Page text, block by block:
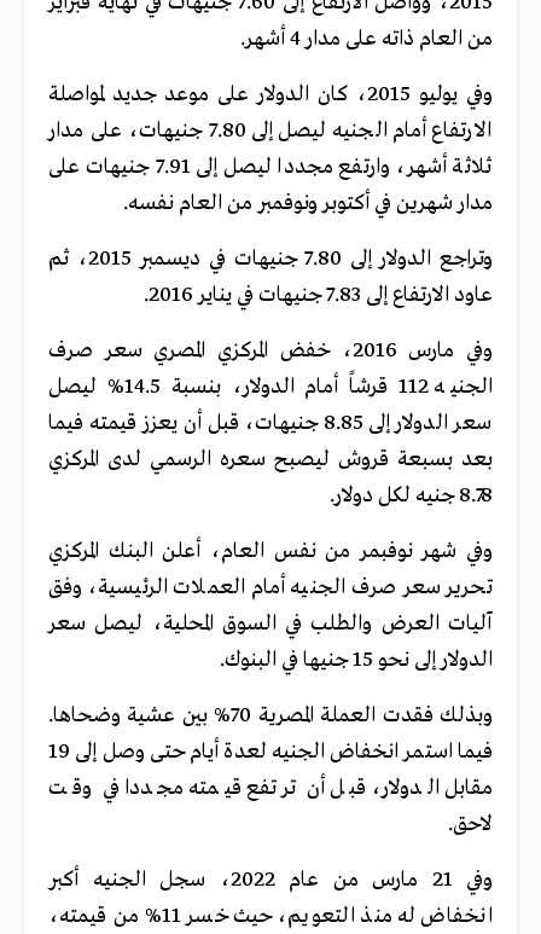
من العام ذاته على مدار 4 أشهر.
وفي يوليو 2015، كان الدولار على موعد جديد لمواصلة
الارتفاع أمام الجنيه ليصل إلى 7.80 جنيهات، على مدار
ثلاثة أشهر، وارتفع مجددا ليصل إلى 7.91 جنيهات على
مدار شهرين في أكتوبر ونوفمبر من العام نفسه.
وتراجع الدولار إلى 7.80 جنيهات في ديسمبر 2015، ثم
عاود الارتفاع إلى 7.83 جنيهات في يناير 2016.
وفي مارس 2016، خفض المركزي المصري سعر صرف
الجنيه 112 قرشاً أمام الدولار، بنسبة 14.5% ليصل
سعر الدولار إلى 8.85 جنيهات، قبل أن يعزز قيمته فيما
بعد بسبعة قروش ليصبح سعره الرسمي لدى المركزي
8.78 جنيه لكل دولار.
وفي شهر نوفبمر من نفس العام، أعلن البنك المركزي
تحرير سعر صرف الجنيه أمام العملات الرئيسية، وفق
آليات العرض والطلب في السوق المحلية، ليصل سعر
الدولار إلى نحو 15 جنيها في البنوك.
وبذلك فقدت العملة المصرية 70% بين عشية وضحاها.
فيما استمر انخفاض الجنيه لعدة أيام حتى وصل إلى 19
مقابل الدولار، قبل أن ترتفع قيمته مجددا في وقت
لاحق.
وفي 21 مارس من عام 2022، سجل الجنيه أكبر
انخفاض له منذ التعويم، حيث خسر 11% من قيمته،